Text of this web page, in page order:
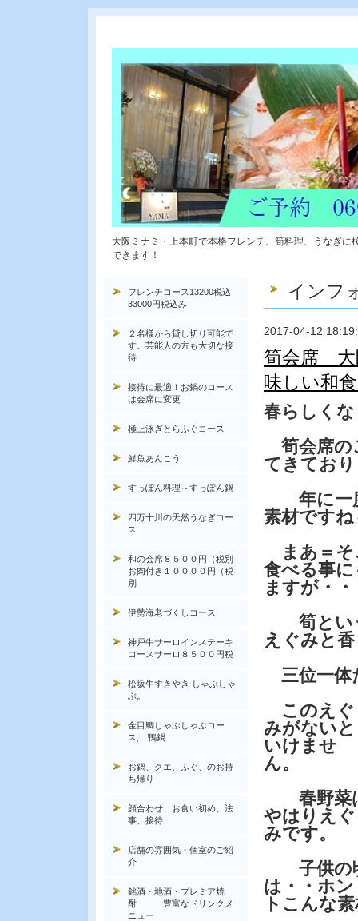
大阪ミナミ・上本町で本格フレンチ、筍料理、うなぎ
できます！
インフ
2017-04-12
筍会席 大
味しい和
春らしく
筍会席の
てきてお
年に一
素材ですね
まあ＝そ
食べる事
ますが・・
筍とい
えぐみと
三位一体
このえぐ
みがないと
いけませ
ん。
春野菜
やはりえぐ
みです。
子供の
は・・ホン
トこんな
フレンチコース13200税込
33000円税込み
２名様から貸し切り可能で
す。芸能人の方も大切な接
待
接待に最適！お鍋のコース
は会席に変更
極上泳ぎとらふぐコース
鮮魚あんこう
すっぽん料理～すっぽん鍋
四万十川の天然うなぎコー
ス
和の会席８５００円（税別
お肉付き１００００円（税
別
伊勢海老づくしコース
神戸牛サーロインステーキ
コースサーロ８５００円税
松坂牛すきやき しゃぶしゃ
ぶ。
金目鯛しゃぶしゃぶコー
ス, 鴨鍋
お鍋、クエ、ふぐ、のお持
ち帰り
顔合わせ、お食い初め、法
事、接待
店舗の雰囲気・個室のご紹
介
銘酒・地酒・プレミア焼
酎 豊富なドリンクメ
ニュー